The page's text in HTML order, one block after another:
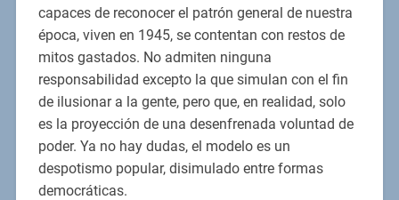
capaces de reconocer el patrón general de nuestra
época, viven en 1945, se contentan con restos de
mitos gastados. No admiten ninguna
responsabilidad excepto la que simulan con el fin
de ilusionar a la gente, pero que, en realidad, solo
es la proyección de una desenfrenada voluntad de
poder. Ya no hay dudas, el modelo es un
despotismo popular, disimulado entre formas
democráticas.